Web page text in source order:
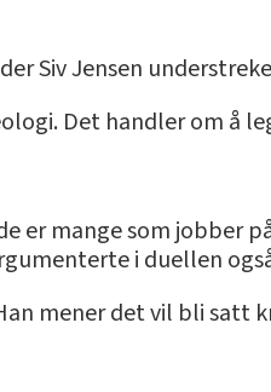
Siv Jensen
Det handler om å
er mange som jobber
i duellen
mener det vil bli